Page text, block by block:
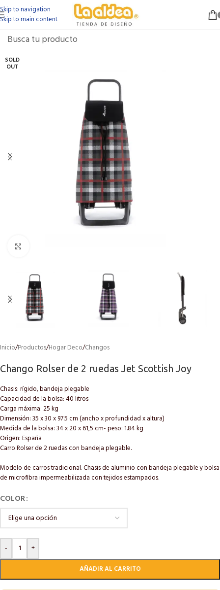
Skip to navigation
Skip to main content
SOLD
OUT
Inicio/Productos/Hogar Deco/Changos
Chango Rolser de 2 ruedas Jet Scottish Joy
Chasis: rígido, bandeja plegable
Capacidad de la bolsa: 40 litros
Carga máxima: 25 kg
Dimensión: 35 x 30 x 97.5 cm (ancho x profundidad x altura)
Medida de la bolsa: 34 x 20 x 61,5 cm- peso: 1.84 kg
Origen: España
Carro Rolser de 2 ruedas con bandeja plegable.
Modelo de carros tradicional. Chasis de aluminio con bandeja plegable y bolsa
de microfibra impermeabilizada con tejidos estampados.
COLOR
-
+
AÑADIR AL CARRITO